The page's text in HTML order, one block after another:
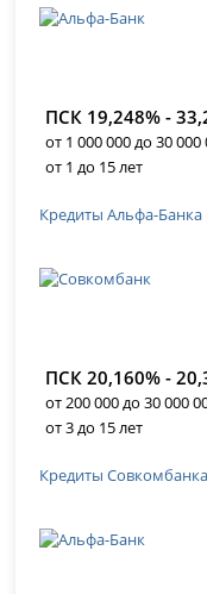
ПСК 19,248% -
от 1 000 000 до 30
от 1 до 15 лет
Кредиты Альфа-Банка
ПСК 20,160% -
от 200 000 до 30 000
от 3 до 15 лет
Кредиты Совкомбанка